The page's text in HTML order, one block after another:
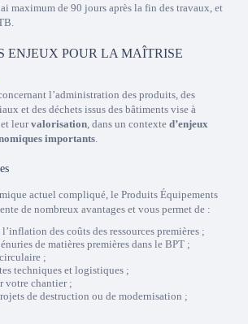
maximum de 90 jours après la fin des travaux, et
ENJEUX POUR LA MAÎTRISE
l’administration des produits, des
et des déchets issus des bâtiments vise à
et leurvalorisation , dans un contexte d’enjeux
importants
actuel compliqué, le Produits Équipements
de nombreux avantages et vous permet de :
des coûts des ressources premières ;
de matières premières dans le BPT ;
;
techniques et logistiques ;
votre chantier ;
de destruction ou de modernisation ;